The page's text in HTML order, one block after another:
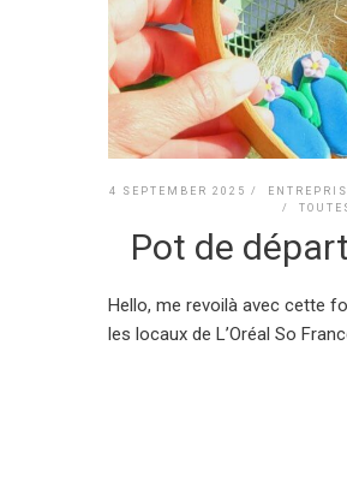
4 SEPTEMBER 2025 /
/
Pot de
Hello, me revoilà avec cette
les locaux de L’Oréal So